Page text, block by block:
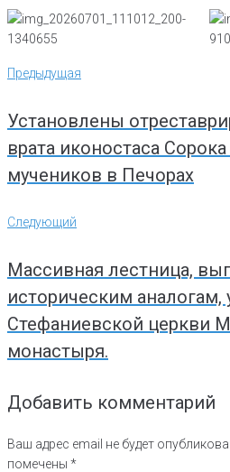
Навигация
по
Предыдущая
Предыдущая
Установлены
врата иконостаса
мучеников в Печорах
Следующий
Следующий
Массивная лестница,
историческим аналогам,
Стефаниевской церкви
монастыря.
Добавить комментарий
Ваш адрес email не будет
помечены *